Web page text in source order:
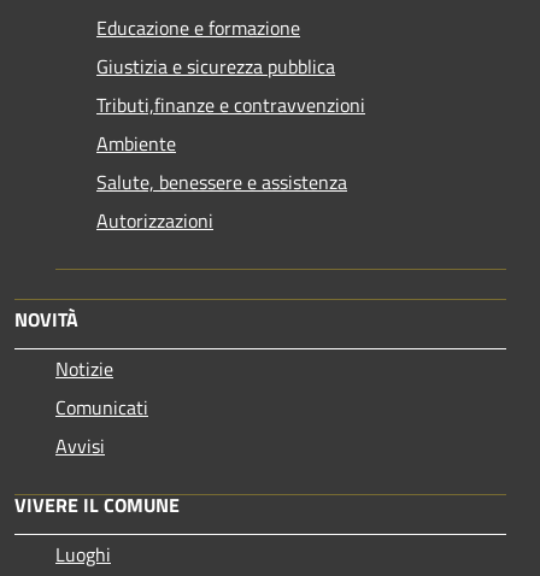
Educazione e formazione
Giustizia e sicurezza pubblica
Tributi,finanze e contravvenzioni
Ambiente
Salute, benessere e assistenza
Autorizzazioni
NOVITÀ
Notizie
Comunicati
Avvisi
VIVERE IL COMUNE
Luoghi